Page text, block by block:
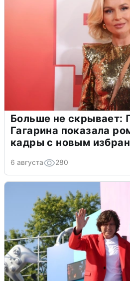
Больше не скрывает:
Гагарина показала
кадры с новым
6 августа 280